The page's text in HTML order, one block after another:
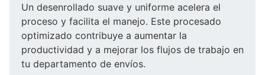
Un desenrollado suave y uniforme acelera el
proceso y facilita el manejo. Este procesado
optimizado contribuye a aumentar la
productividad y a mejorar los flujos de trabajo en
tu departamento de envíos.